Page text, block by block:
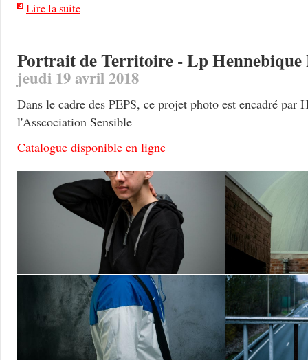
Lire la suite
Portrait de Territoire - Lp
jeudi 19 avril 2018
Dans le cadre des PEPS, ce projet photo est encadré par
l'Asscociation Sensible
Catalogue disponible en ligne